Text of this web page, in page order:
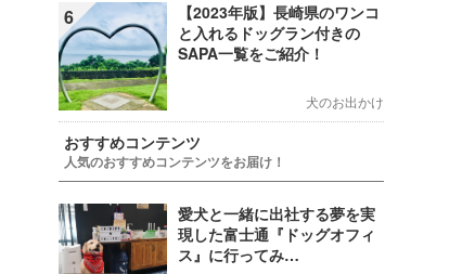
6
【2023年版】長崎県のワンコ
と入れるドッグラン付きの
SAPA一覧をご紹介！
犬のお出かけ
おすすめコンテンツ
人気のおすすめコンテンツをお届け！
愛犬と一緒に出社する夢を実
現した富士通『ドッグオフィ
ス』に行ってみ…